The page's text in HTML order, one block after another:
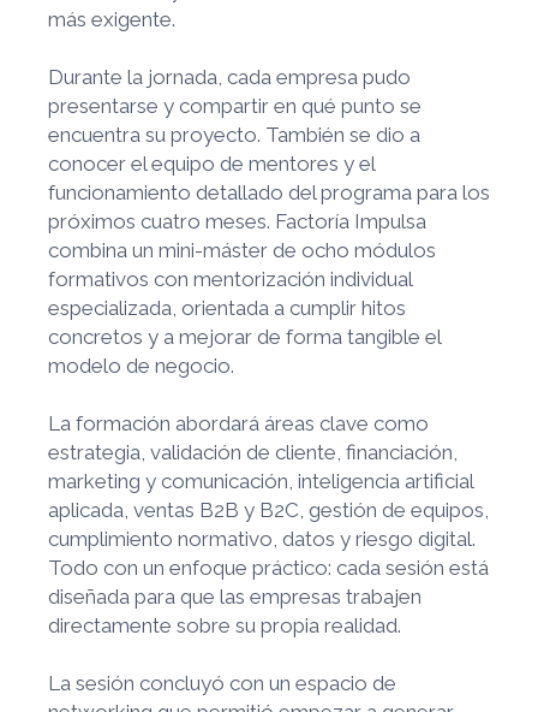
más exigente.
Durante la jornada, cada empresa pudo
presentarse y compartir en qué punto se
encuentra su proyecto. También se dio a
conocer el equipo de mentores y el
funcionamiento detallado del programa para los
próximos cuatro meses. Factoría Impulsa
combina un mini-máster de ocho módulos
formativos con mentorización individual
especializada, orientada a cumplir hitos
concretos y a mejorar de forma tangible el
modelo de negocio.
La formación abordará áreas clave como
estrategia, validación de cliente, financiación,
marketing y comunicación, inteligencia artificial
aplicada, ventas B2B y B2C, gestión de equipos,
cumplimiento normativo, datos y riesgo digital.
Todo con un enfoque práctico: cada sesión está
diseñada para que las empresas trabajen
directamente sobre su propia realidad.
La sesión concluyó con un espacio de